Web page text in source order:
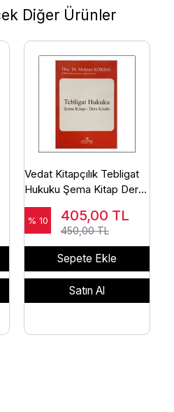
Diğer Ürünler
Vedat Kitapçılık Tebligat
Hukuku Şema Kitap Ders
Kitabı (Mehmet Köksal)
% 10 405,00 TL
450,00 TL
Sepete Ekle
Satın Al